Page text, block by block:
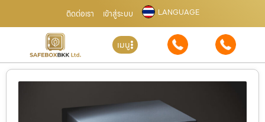
ติดต่อเรา เข้าสู่ระบบ LANGUAGE
เมนู